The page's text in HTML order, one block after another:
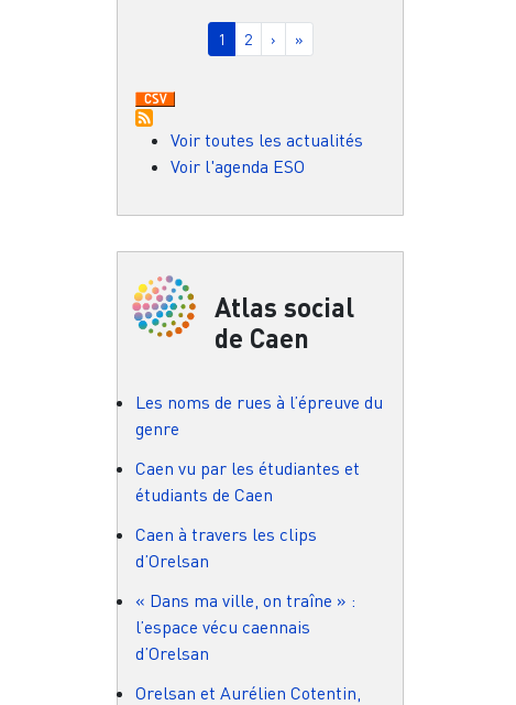
Pagination
Page courante
1 Page
2 Page suivante
› Dernière page
»
Voir toutes les actualités
Voir l'agenda ESO
Atlas social
de Caen
Les noms de rues à l’épreuve du
genre
Caen vu par les étudiantes et
étudiants de Caen
Caen à travers les clips
d’Orelsan
« Dans ma ville, on traîne » :
l’espace vécu caennais
d’Orelsan
Orelsan et Aurélien Cotentin,